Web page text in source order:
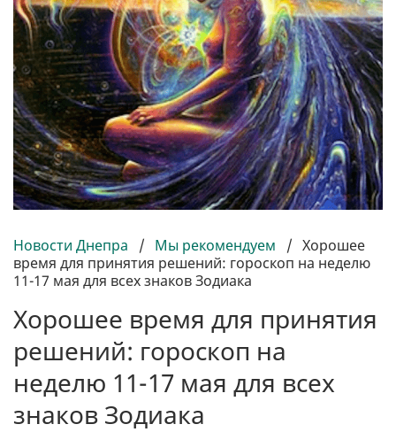
Новости Днепра / Мы рекомендуем / Хорошее
время для принятия решений: гороскоп на неделю
11-17 мая для всех знаков Зодиака
Хорошее время для принятия
решений: гороскоп на
неделю 11-17 мая для всех
знаков Зодиака